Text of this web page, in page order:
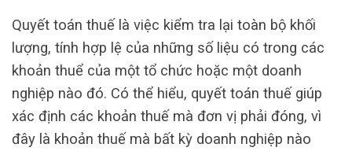
Quyết toán thuế là việc kiểm tra lại toàn bộ khối
lượng, tính hợp lệ của những số liệu có trong các
khoản thuể của một tổ chức hoặc một doanh
nghiệp nào đó. Có thể hiểu, quyết toán thuế giúp
xác định các khoản thuế mà đơn vị phải đóng, vì
đây là khoản thuế mà bất kỳ doanh nghiệp nào